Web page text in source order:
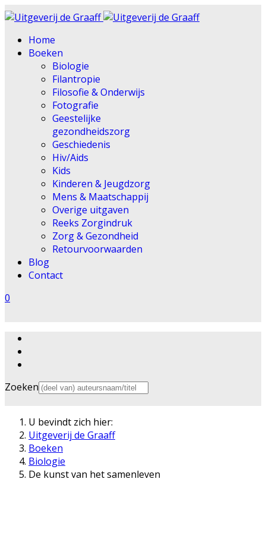
Home
Boeken
Biologie
Filantropie
Filosofie & Onderwijs
Fotografie
Geestelijke
gezondheidszorg
Geschiedenis
Hiv/Aids
Kids
Kinderen & Jeugdzorg
Mens & Maatschappij
Overige uitgaven
Reeks Zorgindruk
Zorg & Gezondheid
Retourvoorwaarden
Blog
Contact
0
Zoeken
U bevindt zich hier:
Uitgeverij de Graaff
Boeken
Biologie
De kunst van het samenleven